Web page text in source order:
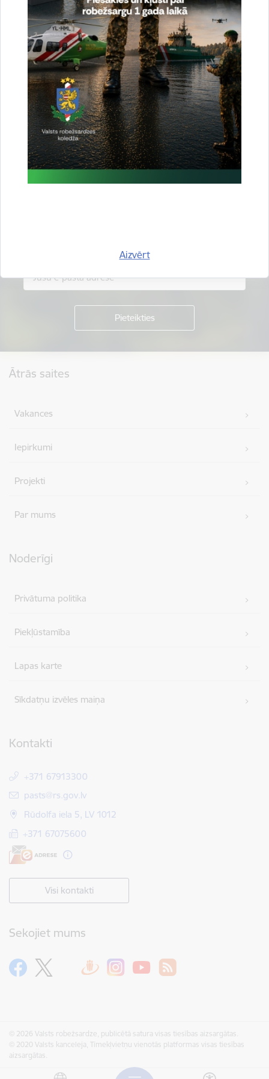
Aizvērt
Vai šī informācija bija noderīga?
Sniegt atsauksmi
Ātrās saites
Vakances
Iepirkumi
Projekti
Par mums
Noderīgi
Privātuma politika
Piekļūstamība
Lapas karte
Sīkdatņu izvēles maiņa
Kontakti
+371 67913300
E-pasts:
pasts@rs.gov.lv
Rūdolfa iela 5, LV 1012
+371 67075600
Visi kontakti
Sekojiet mums
© 2026 Valsts robežsardze, publicētā satura visas tiesības aizsargātas.
© 2020 Valsts kanceleja, Tīmekļvietņu vienotās platformas visas tiesības
aizsargātas.